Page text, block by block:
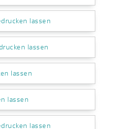
lassen
lassen
lassen
lassen
lassen